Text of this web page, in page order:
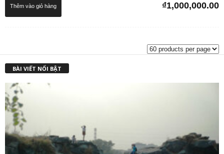
₫1,000,000.00
Thêm vào giỏ hàng
BÀI VIẾT NỔI BẬT